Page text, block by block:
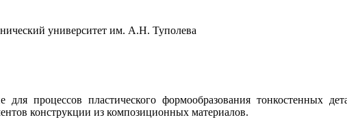
университет им. А.Н. Туполева
процессов пластического формообразования тонкостенных
конструкции из композиционных материалов.